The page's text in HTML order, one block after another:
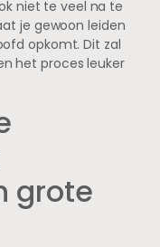
niet te veel na te
je gewoon leiden
opkomt. Dit zal
het proces leuker
grote